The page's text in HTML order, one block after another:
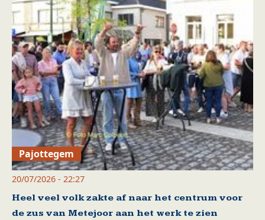
Pajottegem
20/07/2026 - 22:27
Heel veel volk zakte af naar het centrum voor
de zus van Metejoor aan het werk te zien